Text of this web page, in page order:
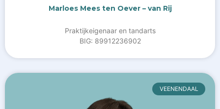
Marloes Mees ten Oever – van Rij
Praktijkeigenaar en tandarts
BIG: 89912236902
VEENENDAAL